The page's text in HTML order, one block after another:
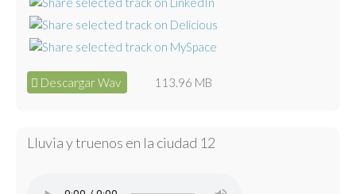
Descargar Wav 113.96 MB
Lluvia y truenos en la ciudad 12